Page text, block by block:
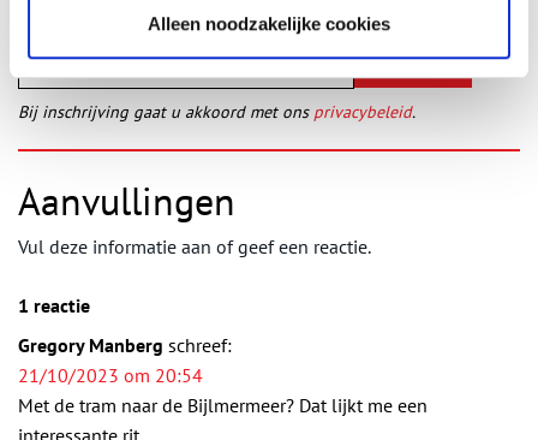
Alleen noodzakelijke cookies
Bij inschrijving gaat u akkoord met ons privacybeleid.
Aanvullingen
Vul deze informatie aan of geef een reactie.
1 reactie
Gregory Manberg schreef:
21/10/2023 om 20:54
Met de tram naar de Bijlmermeer? Dat lijkt me een